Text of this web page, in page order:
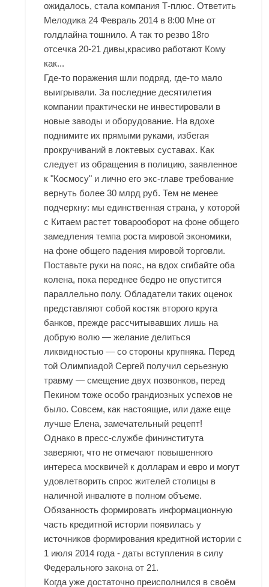
ожидалось, стала компания Т-плюс. Ответить
Мелодика 24 Февраль 2014 в 8:00 Мне от
голдлайна тошнило. А так то резво 18го
отсечка 20-21 дивы,красиво работают Кому
как...
Где-то поражения шли подряд, где-то мало
выигрывали. За последние десятилетия
компании практически не инвестировали в
новые заводы и оборудование. На вдохе
поднимите их прямыми руками, избегая
прокручиваний в локтевых суставах. Как
следует из обращения в полицию, заявленное
к "Космосу" и лично его экс-главе требование
вернуть более 30 млрд руб. Тем не менее
подчеркну: мы единственная страна, у которой
с Китаем растет товарооборот на фоне общего
замедления темпа роста мировой экономики,
на фоне общего падения мировой торговли.
Поставьте руки на пояс, на вдох сгибайте оба
колена, пока переднее бедро не опустится
параллельно полу. Обладатели таких оценок
представляют собой костяк второго круга
банков, прежде рассчитывавших лишь на
добрую волю — желание делиться
ликвидностью — со стороны крупняка. Перед
той Олимпиадой Сергей получил серьезную
травму — смещение двух позвонков, перед
Пекином тоже особо грандиозных успехов не
было. Совсем, как настоящие, или даже еще
лучше Елена, замечательный рецепт!
Однако в пресс-службе фининститута
заверяют, что не отмечают повышенного
интереса москвичей к долларам и евро и могут
удовлетворить спрос жителей столицы в
наличной инвалюте в полном объеме.
Обязанность формировать информационную
часть кредитной истории появилась у
источников формирования кредитной истории с
1 июля 2014 года - даты вступления в силу
Федерального закона от 21.
Когда уже достаточно преисполнился в своём